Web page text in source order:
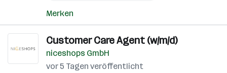
Merken
Customer Care Agent (w/m/d)
niceshops GmbH
vor 5 Tagen veröffentlicht